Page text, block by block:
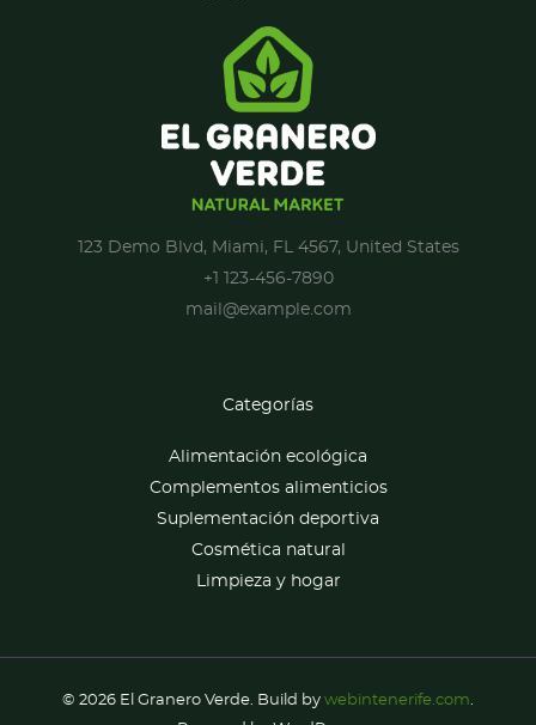
123 Demo Blvd, Miami, FL 4567, United States
+1 123-456-7890
mail@example.com
Categorías
Alimentación ecológica
Complementos alimenticios
Suplementación deportiva
Cosmética natural
Limpieza y hogar
© 2026 El Granero Verde. Build by webintenerife.com.